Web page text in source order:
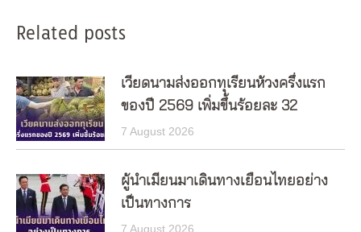
Related posts
เวียดนามส่งออกทุเรียนห้วงครึ่งแรก
ของปี 2569 เพิ่มขึ้นร้อยละ 32
7 August 2026
ผู้นำเมียนมาเดินทางเยือนไทยอย่าง
เป็นทางการ
7 August 2026